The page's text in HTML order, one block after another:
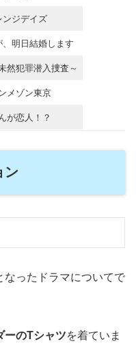
ンジデイズ
、明日結婚します
然犯罪潜入捜査～
メゾン東京
が恋人！？
ン
なったドラマについてで
ーのTシャツを着ていま